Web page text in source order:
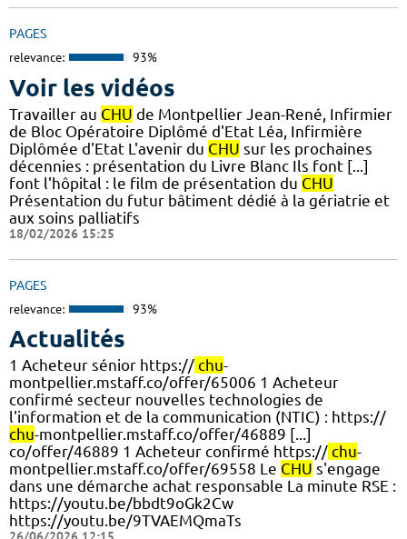
PAGES
relevance: 93%
Voir les vidéos
Travailler au CHU de Montpellier Jean-René, Infirmier
de Bloc Opératoire Diplômé d'Etat Léa, Infirmière
Diplômée d'Etat L'avenir du CHU sur les prochaines
décennies : présentation du Livre Blanc Ils font [...]
font l'hôpital : le film de présentation du CHU
Présentation du futur bâtiment dédié à la gériatrie et
aux soins palliatifs
18/02/2026 15:25
PAGES
relevance: 93%
Actualités
1 Acheteur sénior https:// chu-
montpellier.mstaff.co/offer/65006 1 Acheteur
confirmé secteur nouvelles technologies de
l'information et de la communication (NTIC) : https://
chu-montpellier.mstaff.co/offer/46889 [...]
co/offer/46889 1 Acheteur confirmé https:// chu-
montpellier.mstaff.co/offer/69558 Le CHU s'engage
dans une démarche achat responsable La minute RSE :
https://youtu.be/bbdt9oGk2Cw
https://youtu.be/9TVAEMQmaTs